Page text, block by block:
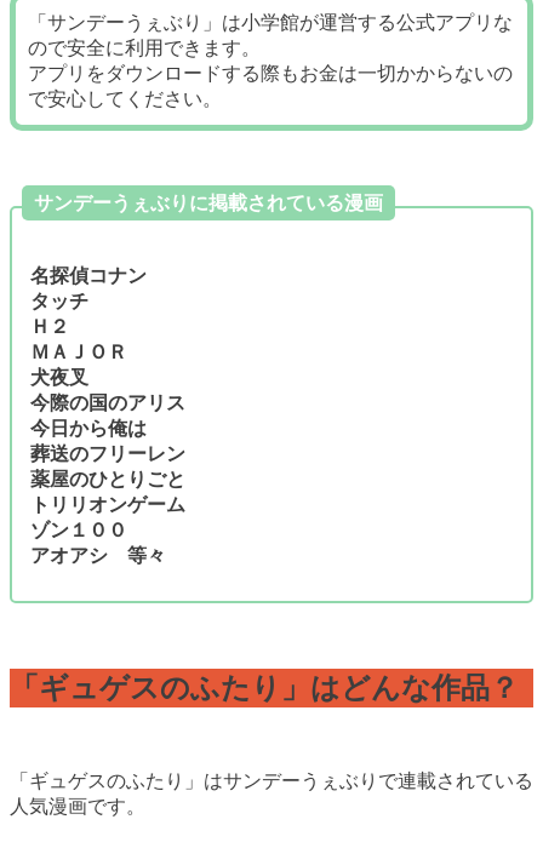
「サンデーうぇぶり」は小学館が運営する公式アプリな
ので安全に利用できます。
アプリをダウンロードする際もお金は一切かからないの
で安心してください。
サンデーうぇぶりに掲載されている漫画
名探偵コナン
タッチ
Ｈ２
ＭＡＪＯＲ
犬夜叉
今際の国のアリス
今日から俺は
葬送のフリーレン
薬屋のひとりごと
トリリオンゲーム
ゾン１００
アオアシ 等々
「ギュゲスのふたり」はどんな作品？
「ギュゲスのふたり」はサンデーうぇぶりで連載されている
人気漫画です。